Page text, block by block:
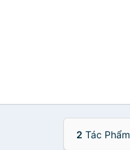
2 Tác Phẩm